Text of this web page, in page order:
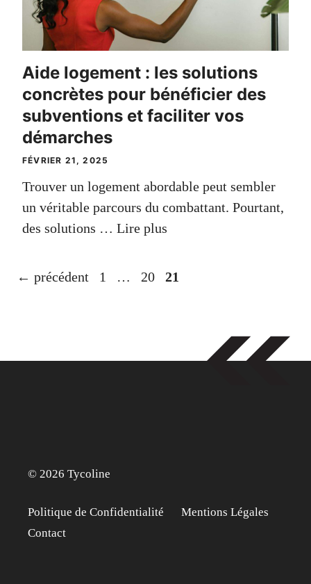
Aide logement : les solutions
concrètes pour bénéficier des
subventions et faciliter vos
démarches
FÉVRIER 21, 2025
Trouver un logement abordable peut sembler
un véritable parcours du combattant. Pourtant,
des solutions … Lire plus
← précédent Page
1 … Page
20 Page
21
© 2026 Tycoline
Politique de Confidentialité
Mentions Légales
Contact